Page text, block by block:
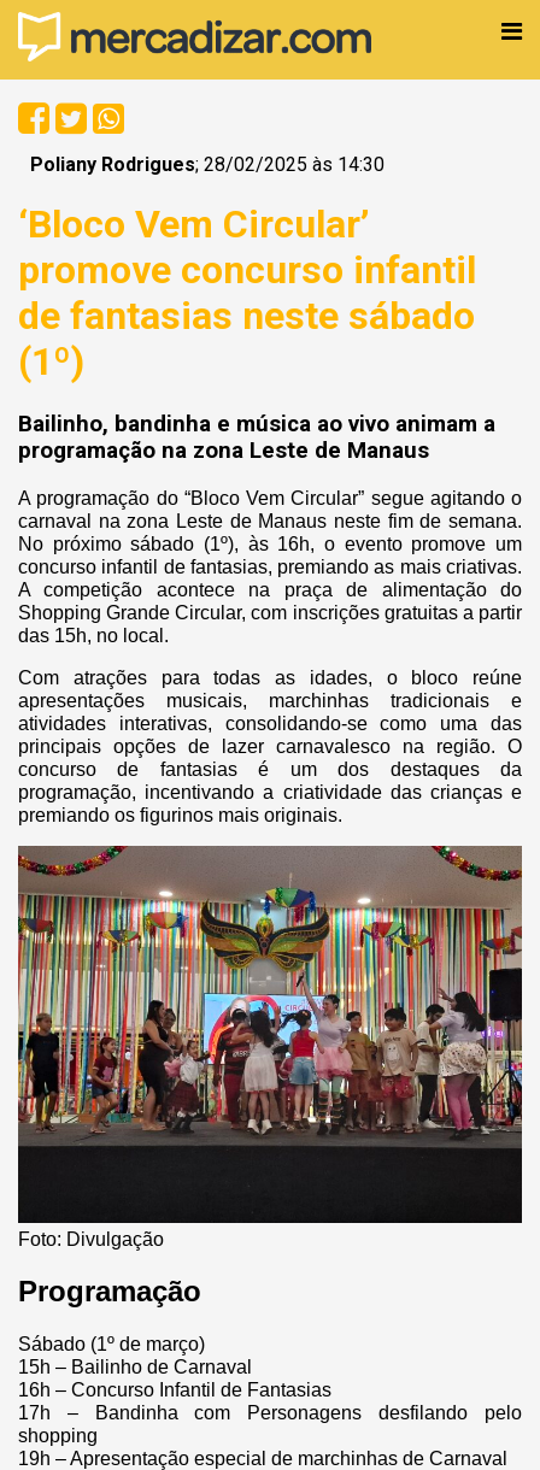
Poliany Rodrigues; 28/02/2025 às 14:30
‘Bloco Vem Circular’
promove concurso infantil
de fantasias neste sábado
(1º)
Bailinho, bandinha e música ao vivo animam a
programação na zona Leste de Manaus
A programação do “Bloco Vem Circular” segue agitando o
carnaval na zona Leste de Manaus neste fim de semana.
No próximo sábado (1º), às 16h, o evento promove um
concurso infantil de fantasias, premiando as mais criativas.
A competição acontece na praça de alimentação do
Shopping Grande Circular, com inscrições gratuitas a partir
das 15h, no local.
Com atrações para todas as idades, o bloco reúne
apresentações musicais, marchinhas tradicionais e
atividades interativas, consolidando-se como uma das
principais opções de lazer carnavalesco na região. O
concurso de fantasias é um dos destaques da
programação, incentivando a criatividade das crianças e
premiando os figurinos mais originais.
Foto: Divulgação
Programação
Sábado (1º de março)
15h – Bailinho de Carnaval
16h – Concurso Infantil de Fantasias
17h – Bandinha com Personagens desfilando pelo
shopping
19h – Apresentação especial de marchinhas de Carnaval